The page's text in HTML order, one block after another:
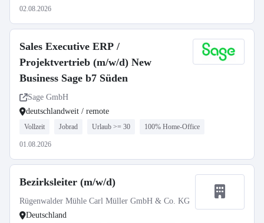
02.08.2026
Sales Executive ERP /
Projektvertrieb (m/w/d) New
Business Sage b7 Süden
Sage GmbH
deutschlandweit / remote
Vollzeit Jobrad Urlaub >= 30 100% Home-Office
01.08.2026
Bezirksleiter (m/w/d)
Rügenwalder Mühle Carl Müller GmbH & Co. KG
Deutschland